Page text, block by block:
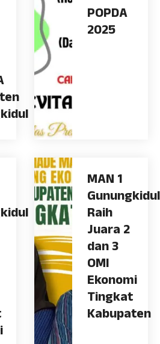
POPDA
2025
MAN 1
Gunungkidul
Raih
Juara 2
dan 3
OMI
Ekonomi
Tingkat
Kabupaten